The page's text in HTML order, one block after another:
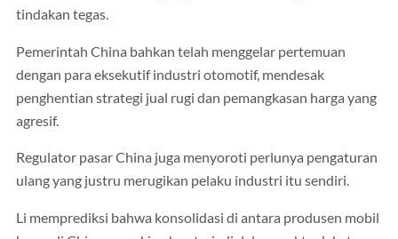
tindakan tegas.
Pemerintah China bahkan telah menggelar pertemuan
dengan para eksekutif industri otomotif, mendesak
penghentian strategi jual rugi dan pemangkasan harga yang
agresif.
Regulator pasar China juga menyoroti perlunya pengaturan
ulang yang justru merugikan pelaku industri itu sendiri.
Li memprediksi bahwa konsolidasi di antara produsen mobil